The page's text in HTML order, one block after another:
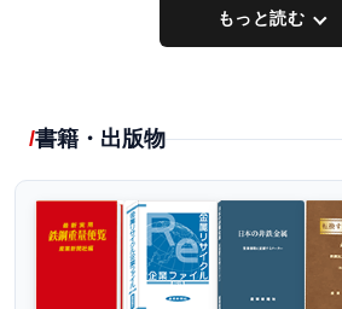
もっと読む
書籍・出版物